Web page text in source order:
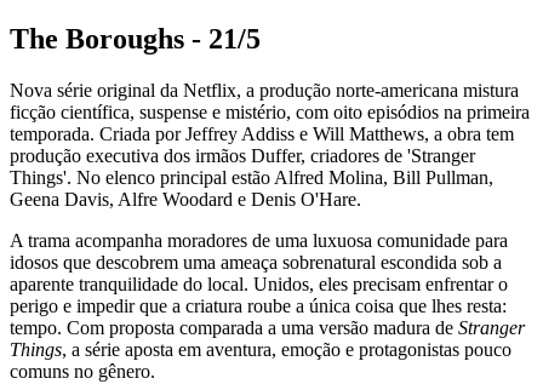
The Boroughs - 21/5
Nova série original da Netflix, a produção norte-americana mistura
ficção científica, suspense e mistério, com oito episódios na primeira
temporada. Criada por Jeffrey Addiss e Will Matthews, a obra tem
produção executiva dos irmãos Duffer, criadores de 'Stranger
Things'. No elenco principal estão Alfred Molina, Bill Pullman,
Geena Davis, Alfre Woodard e Denis O'Hare.
A trama acompanha moradores de uma luxuosa comunidade para
idosos que descobrem uma ameaça sobrenatural escondida sob a
aparente tranquilidade do local. Unidos, eles precisam enfrentar o
perigo e impedir que a criatura roube a única coisa que lhes resta:
tempo. Com proposta comparada a uma versão madura de Stranger
Things, a série aposta em aventura, emoção e protagonistas pouco
comuns no gênero.